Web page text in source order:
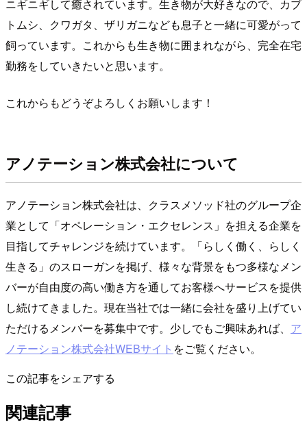
ニギニギして癒されています。生き物が大好きなので、カブ
トムシ、クワガタ、ザリガニなども息子と一緒に可愛がって
飼っています。これからも生き物に囲まれながら、完全在宅
勤務をしていきたいと思います。
これからもどうぞよろしくお願いします！
アノテーション株式会社について
アノテーション株式会社は、クラスメソッド社のグループ企
業として「オペレーション・エクセレンス」を担える企業を
目指してチャレンジを続けています。「らしく働く、らしく
生きる」のスローガンを掲げ、様々な背景をもつ多様なメン
バーが自由度の高い働き方を通してお客様へサービスを提供
し続けてきました。現在当社では一緒に会社を盛り上げてい
ただけるメンバーを募集中です。少しでもご興味あれば、 ア
ノテーション株式会社WEBサイト をご覧ください。
この記事をシェアする
関連記事